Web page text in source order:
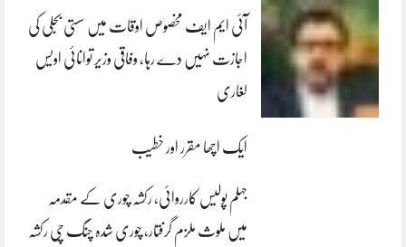
آئی ایم ایف مخصوص اوقات میں سستی بجلی کی
اجازت نہیں دے رہا، وفاقی وزیر توانائی اویس
لغاری
ایک اچھا مقرر اور خطیب
جہلم پولیس کارروائی، رکشہ چوری کے مقدمہ
میں ملوث ملزم گرفتار، چوری شدہ چنگ چی رکشہ